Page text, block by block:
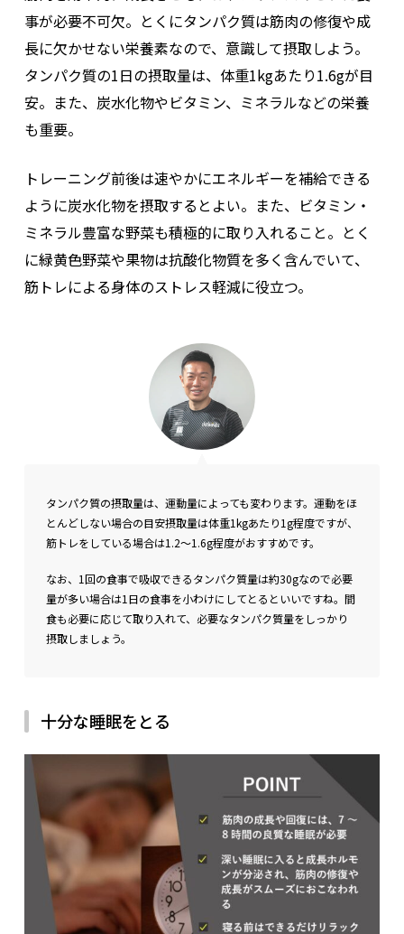
事が必要不可欠。とくにタンパク質は筋肉の修復や成
長に欠かせない栄養素なので、意識して摂取しよう。
タンパク質の1日の摂取量は、体重1kgあたり1.6gが目
安。また、炭水化物やビタミン、ミネラルなどの栄養
も重要。
トレーニング前後は速やかにエネルギーを補給できる
ように炭水化物を摂取するとよい。また、ビタミン・
ミネラル豊富な野菜も積極的に取り入れること。とく
に緑黄色野菜や果物は抗酸化物質を多く含んでいて、
筋トレによる身体のストレス軽減に役立つ。
タンパク質の摂取量は、運動量によっても変わります。運動をほ
とんどしない場合の目安摂取量は体重1kgあたり1g程度ですが、
筋トレをしている場合は1.2～1.6g程度がおすすめです。
なお、1回の食事で吸収できるタンパク質量は約30gなので必要
量が多い場合は1日の食事を小わけにしてとるといいですね。間
食も必要に応じて取り入れて、必要なタンパク質量をしっかり
摂取しましょう。
十分な睡眠をとる